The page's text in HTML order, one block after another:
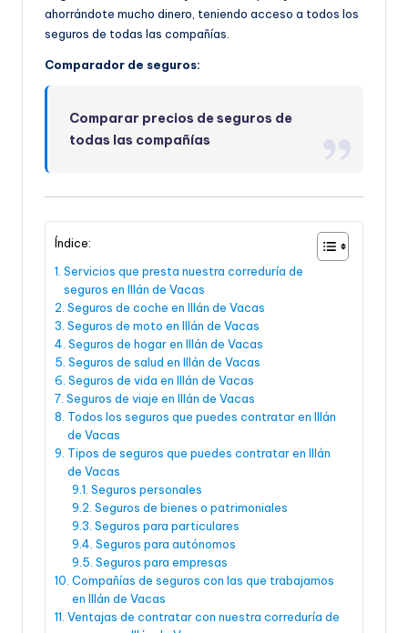
ahorrándote mucho dinero, teniendo acceso a todos los
seguros de todas las compañías.
Comparador de seguros:
Comparar precios de seguros de
todas las compañías
Índice:
Servicios que presta nuestra correduría de
seguros en Illán de Vacas
Seguros de coche en Illán de Vacas
Seguros de moto en Illán de Vacas
Seguros de hogar en Illán de Vacas
Seguros de salud en Illán de Vacas
Seguros de vida en Illán de Vacas
Seguros de viaje en Illán de Vacas
Todos los seguros que puedes contratar en Illán
de Vacas
Tipos de seguros que puedes contratar en Illán
de Vacas
Seguros personales
Seguros de bienes o patrimoniales
Seguros para particulares
Seguros para autónomos
Seguros para empresas
Compañías de seguros con las que trabajamos
en Illán de Vacas
Ventajas de contratar con nuestra correduría de